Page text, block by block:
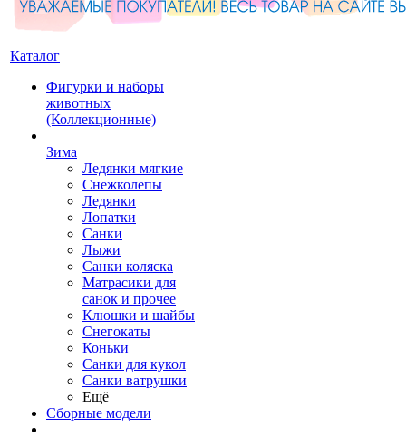
Каталог
Фигурки и наборы
животных
(Коллекционные)
Зима
Ледянки мягкие
Снежколепы
Ледянки
Лопатки
Санки
Лыжи
Санки коляска
Матрасики для
санок и прочее
Клюшки и шайбы
Снегокаты
Коньки
Санки для кукол
Санки ватрушки
Ещё
Сборные модели